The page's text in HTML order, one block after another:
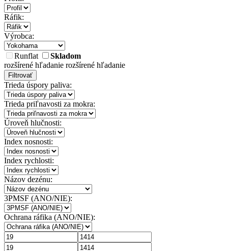
Ráfik:
Výrobca:
Runflat
Skladom
rozšírené hľadanie rozšírené hľadanie
Filtrovať
Trieda úspory paliva:
Trieda priľnavosti za mokra:
Úroveň hlučnosti:
Index nosnosti:
Index rychlosti:
Názov dezénu:
3PMSF (ANO/NIE):
Ochrana ráfika (ANO/NIE):